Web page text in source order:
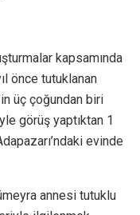
kapsamında
önce tutuklanan
üç çoğundan biri
görüş yaptıktan 1
evinde
annesi tutuklu